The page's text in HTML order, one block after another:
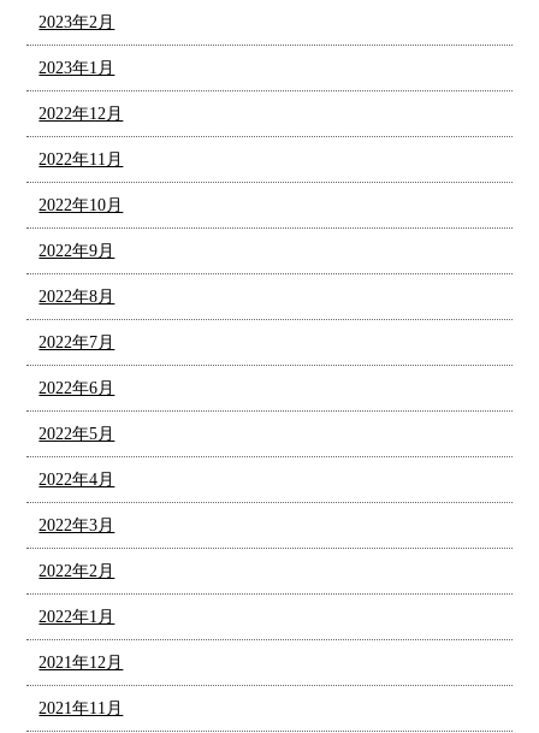
2023年2月
2023年1月
2022年12月
2022年11月
2022年10月
2022年9月
2022年8月
2022年7月
2022年6月
2022年5月
2022年4月
2022年3月
2022年2月
2022年1月
2021年12月
2021年11月